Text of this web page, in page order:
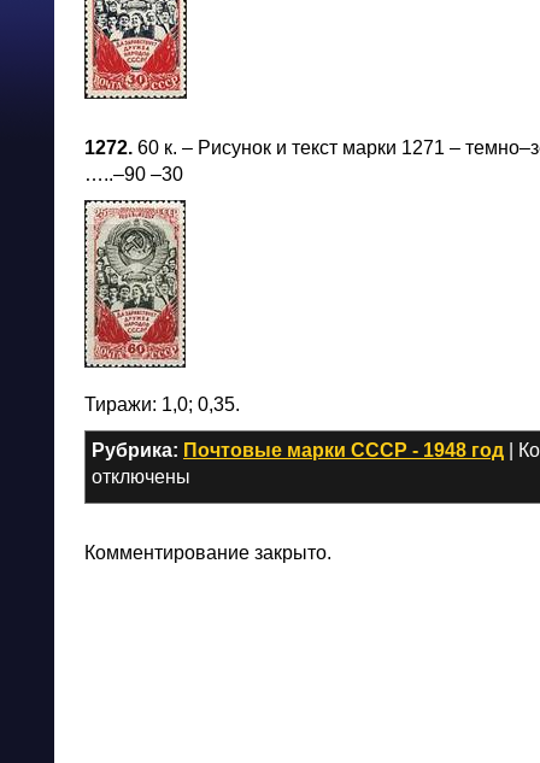
1272. 60 к. – Рисунок и текст марки 1271 –
…..–90 –30
Тиражи: 1,0; 0,35.
Рубрика: Почтовые марки СССР - 1948 год
отключены
Комментирование закрыто.